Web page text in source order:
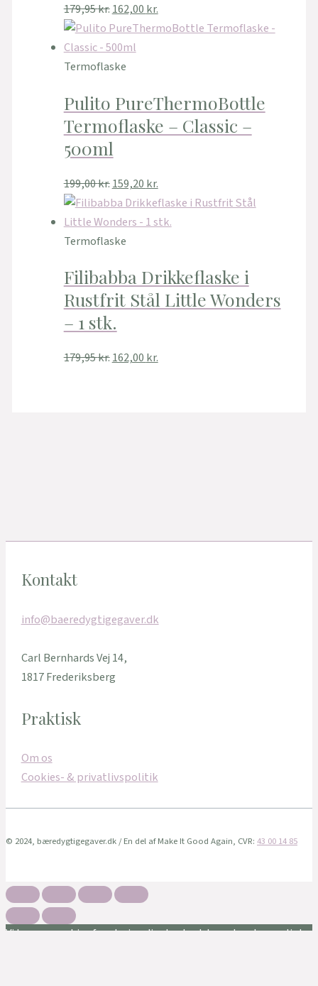
179,95kr.162,00kr.
Termoflaske
Pulito PureThermoBottle
Termoflaske – Classic –
500ml
199,00kr.159,20 kr.
Termoflaske
Filibabba Drikkeflaske i
Rustfrit Stål Little Wonders
– 1 stk.
179,95kr.162,00kr.
Kontakt
info@baeredygtigegaver.dk
Carl Bernhards Vej 14,
1817 Frederiksberg
Praktisk
Om os
Cookies- & privatlivspolitik
© 2024, bæredygtigegaver.dk / En del af Make It Good Again, CVR: 43 00 14 85
Vi bruger cookies for at give dig den bedste oplevelse muligt.